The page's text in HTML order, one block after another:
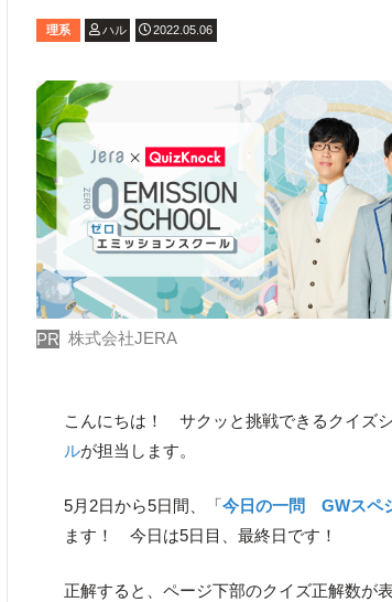
理系 ハル 2022.05.06
PR 株式会社JERA
こんにちは！ サクッと挑戦できるクイズ
ルが担当します。
5月2日から5日間、「今日の一問 GWスペ
ます！ 今日は5日目、最終日です！
正解すると、ページ下部のクイズ正解数が